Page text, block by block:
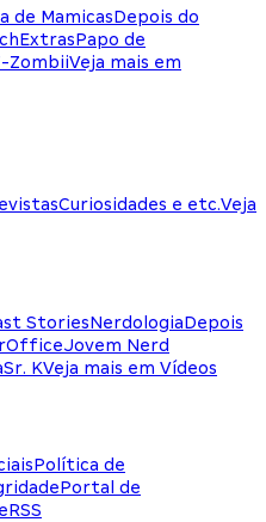
de MamicasDepois do
ExtrasPapo de
ZombiiVeja mais em
Curiosidades e etc.Veja
StoriesNerdologiaDepois
Jovem Nerd
Sr. KVeja mais em Vídeos
Política de
Portal de
RSS